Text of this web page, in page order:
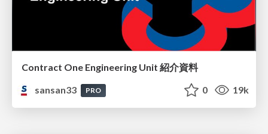
Contract One Engineering Unit 紹介資料
sansan33
PRO 0 19k